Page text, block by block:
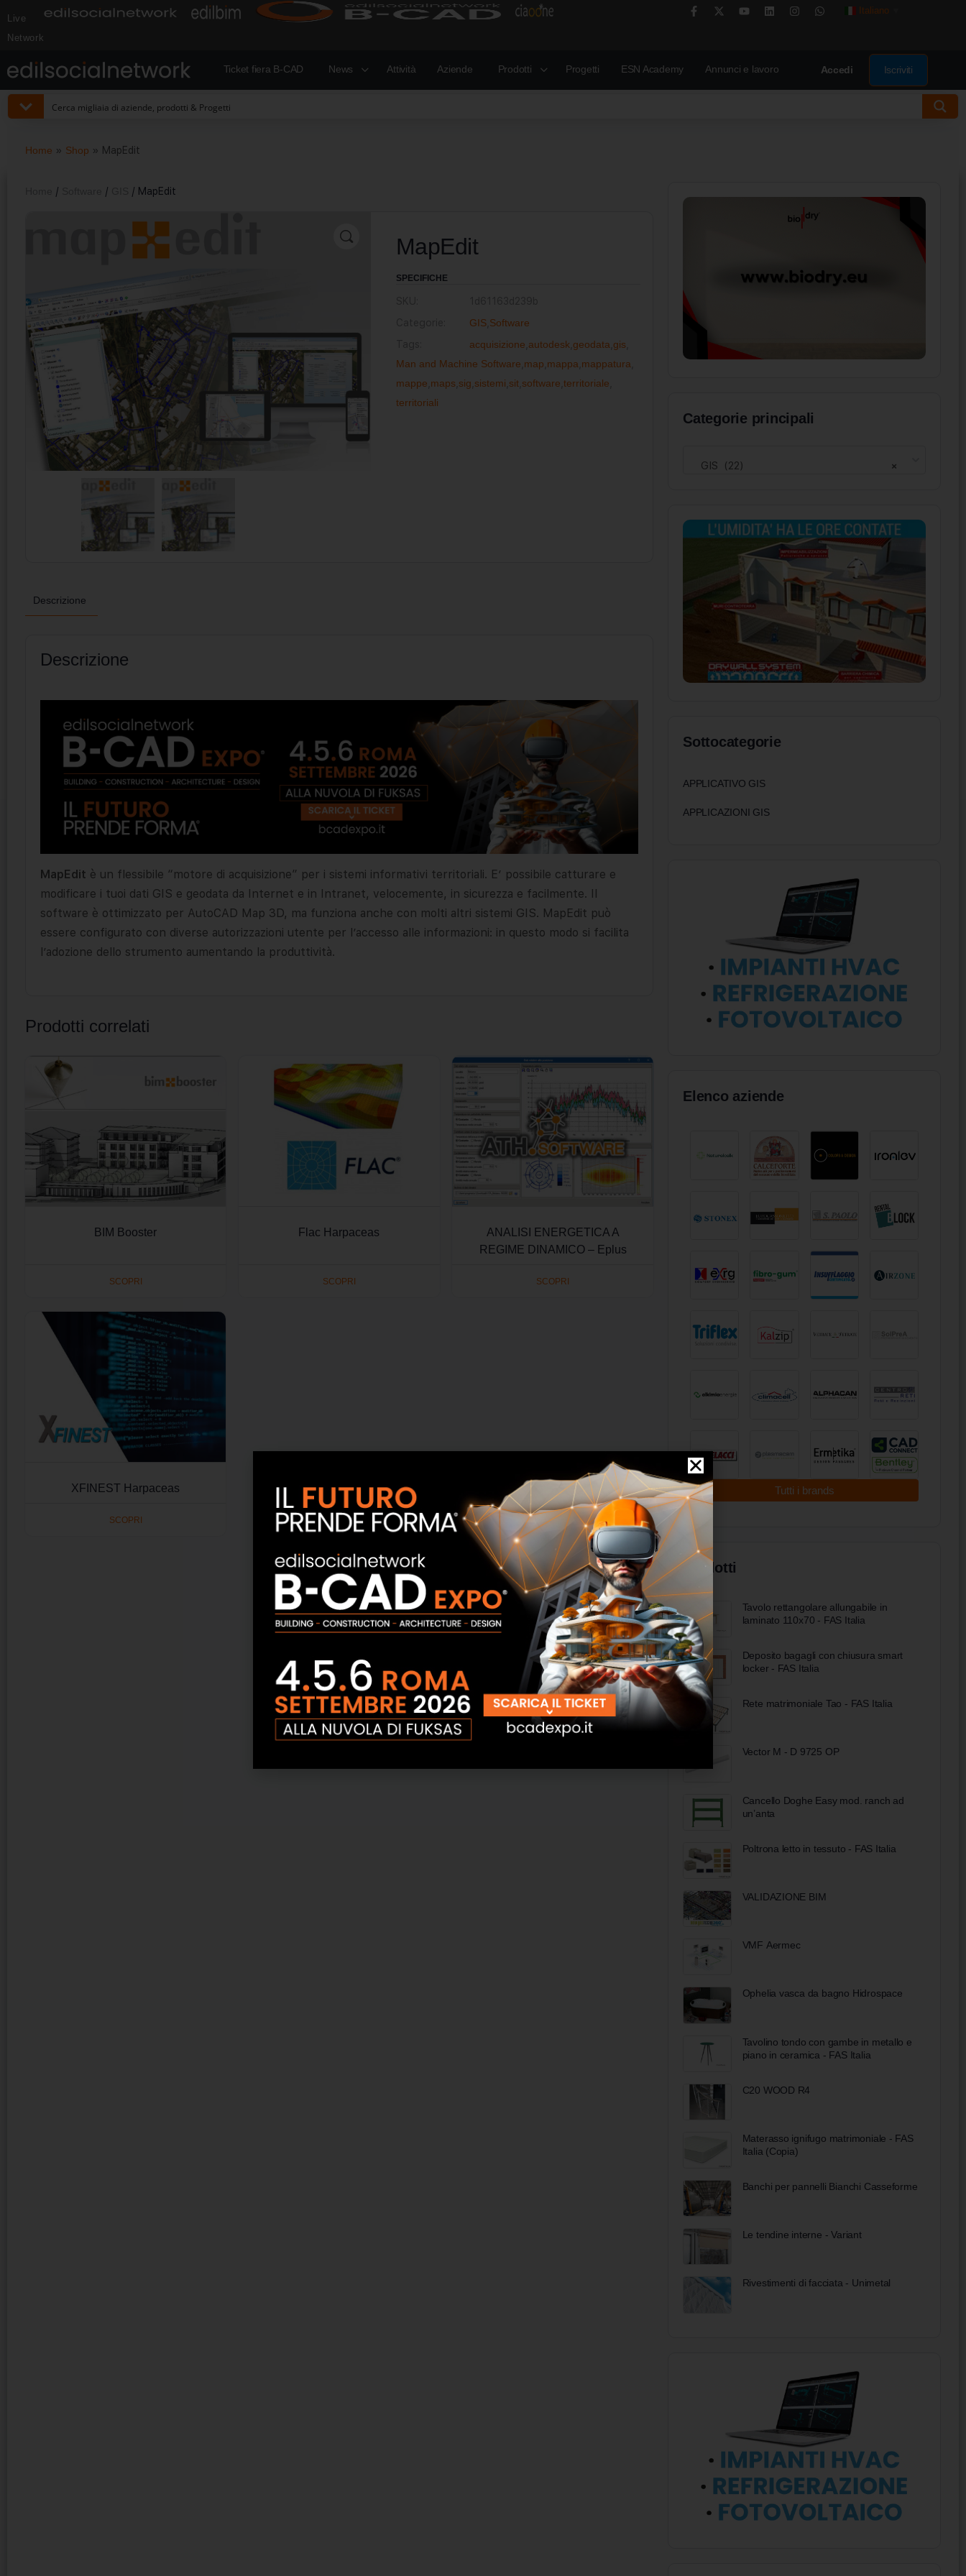
Live
Network
Italiano
Ticket fiera B-CAD News Attività Aziende Prodotti Progetti ESN Academy Annunci e lavoro Accedi Iscriviti
Home » Shop » MapEdit
/ / / MapEdit
MapEdit
SPECIFICHE
GIS, Software
acquisizione autodesk geodata gis
Man and Machine Software map mappa mappatura
mappe maps sig sistemi sit, software territoriale
territoriali
Descrizione
Descrizione
MapEdit è un flessibile “motore di acquisizione” per i sistemi informativi territoriali. E’ possibile catturare e
modificare i tuoi dati GIS e geodata da Internet e in Intranet, velocemente, in sicurezza e facilmente. Il
software è ottimizzato per AutoCAD Map 3D, ma funziona anche con molti altri sistemi GIS. MapEdit può
essere configurato con diverse autorizzazioni utente per l’accesso alle informazioni: in questo modo si facilita
l’adozione dello strumento aumentando la produttività.
Prodotti correlati
BIM Booster
SCOPRI
Flac Harpaceas
SCOPRI
ANALISI ENERGETICA A
REGIME DINAMICO – Eplus
SCOPRI
XFINEST Harpaceas
SCOPRI
Categorie principali
×
GIS (22)
Sottocategorie
APPLICATIVO GIS
APPLICAZIONI GIS
Elenco aziende
Tutti i brands
Prodotti
Tavolo rettangolare allungabile in
laminato 110x70 - FAS Italia
Deposito bagagli con chiusura smart
locker - FAS Italia
Rete matrimoniale Tao - FAS Italia
Vector M - D 9725 OP
Cancello Doghe Easy mod. ranch ad
un’anta
Poltrona letto in tessuto - FAS Italia
VALIDAZIONE BIM
VMF Aermec
Ophelia vasca da bagno Hidrospace
Tavolino tondo con gambe in metallo e
piano in ceramica - FAS Italia
C20 WOOD R4
Materasso ignifugo matrimoniale - FAS
Italia (Copia)
Banchi per pannelli Bianchi Casseforme
Le tendine interne - Variant
Rivestimenti di facciata - Unimetal